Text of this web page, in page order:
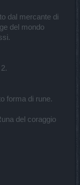
dal mercante di
del mondo
forma di rune.
del coraggio